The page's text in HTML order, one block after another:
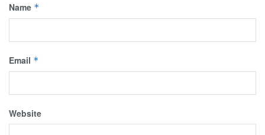
Name *
Email *
Website